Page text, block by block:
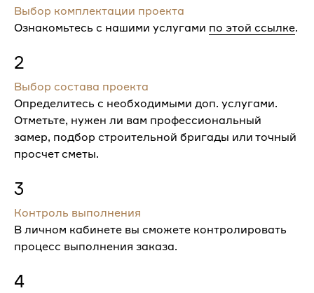
Выбор комплектации проекта
Ознакомьтесь с нашими услугами по этой ссылке.
2
Выбор состава проекта
Определитесь с необходимыми доп. услугами.
Отметьте, нужен ли вам профессиональный
замер, подбор строительной бригады или точный
просчет сметы.
3
Контроль выполнения
В личном кабинете вы сможете контролировать
процесс выполнения заказа.
4